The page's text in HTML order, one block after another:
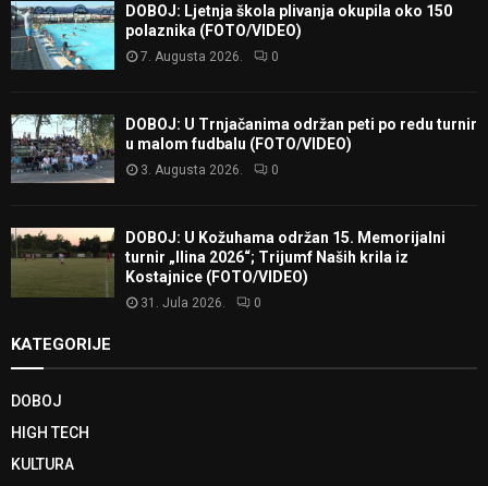
DOBOJ: Ljetnja škola plivanja okupila oko 150
polaznika (FOTO/VIDEO)
7. Augusta 2026. 0
DOBOJ: U Trnjačanima održan peti po redu turnir
u malom fudbalu (FOTO/VIDEO)
3. Augusta 2026. 0
DOBOJ: U Kožuhama održan 15. Memorijalni
turnir „Ilina 2026“; Trijumf Naših krila iz
Kostajnice (FOTO/VIDEO)
31. Jula 2026. 0
KATEGORIJE
DOBOJ
HIGH TECH
KULTURA